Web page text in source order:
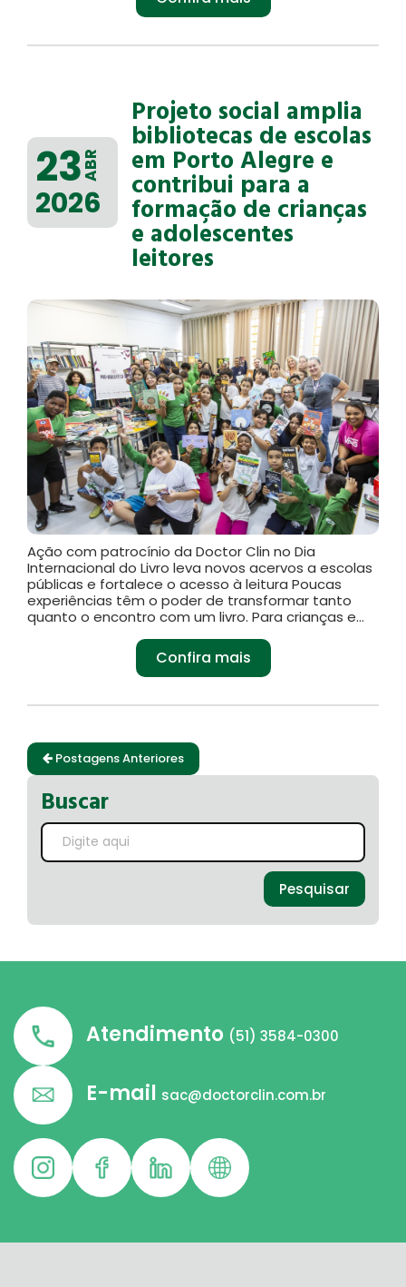
23ABR
2026
Projeto social amplia
bibliotecas de escolas
em Porto Alegre e
contribui para a
formação de crianças
e adolescentes
leitores
Ação com patrocínio da Doctor Clin no Dia
Internacional do Livro leva novos acervos a escolas
públicas e fortalece o acesso à leitura Poucas
experiências têm o poder de transformar tanto
quanto o encontro com um livro. Para crianças e...
Confira mais
Postagens Anteriores
Buscar
Pesquisar
Atendimento (51) 3584-0300
E-mail sac@doctorclin.com.br